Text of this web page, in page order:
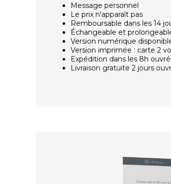
Message personnel
Le prix n'apparaît pas
Remboursable dans les 14
Échangeable et
Version numérique
Version imprimée : carte 2
Expédition dans les 8h
Livraison gratuite 2 jours